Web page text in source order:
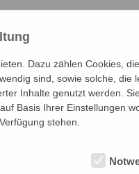
Dazu zählen Cookies,
sind, sowie solche, die
Inhalte genutzt werden.
Basis Ihrer Einstellungen
stehen.